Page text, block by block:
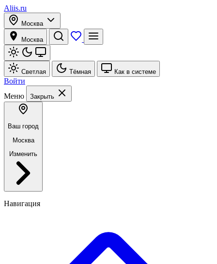
Aliis.ru
Москва
Москва
Светлая Тёмная Как в системе
Войти
Меню
Закрыть
Ваш город
Москва
Изменить
Навигация